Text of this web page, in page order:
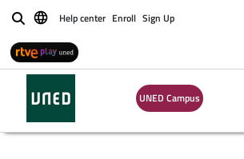
BuscarHelp center Enroll Sign Up
UNED Campus